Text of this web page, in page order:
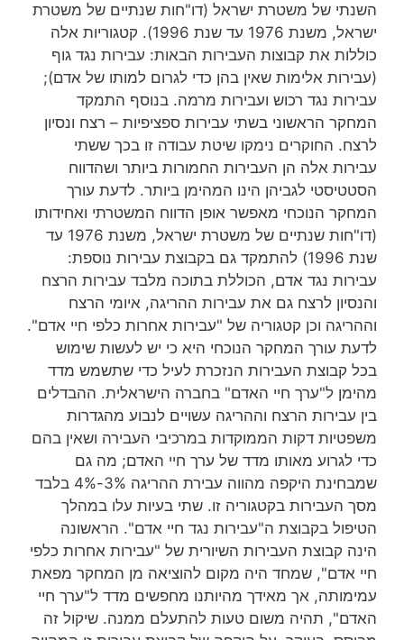
השנתי של משטרת ישראל (דו"חות שנתיים של משטרת
ישראל, משנת 1976 עד שנת 1996). קטגוריות אלה
כוללות את קבוצות העבירות הבאות: עבירות נגד גוף
(עבירות אלימות שאין בהן כדי לגרום למותו של אדם);
עבירות נגד רכוש ועבירות מרמה. בנוסף התמקד
המחקר הראשוני בשתי עבירות ספציפיות – רצח ונסיון
לרצח. החוקרים נימקו שיטת עבודה זו בכך ששתי
עבירות אלה הן העבירות החמורות ביותר ושהדווח
הסטטיסטי לגביהן הינו המהימן ביותר. לדעת עורך
המחקר הנוכחי מאפשר אופן הדווח המשטרתי ואחידותו
(דו"חות שנתיים של משטרת ישראל, משנת 1976 עד
שנת 1996) להתמקד גם בקבוצת עבירות נוספת:
עבירות נגד אדם, הכוללת בתוכה מלבד עבירות הרצח
והנסיון לרצח גם את עבירות ההריגה, איומי הרצח
וההריגה וכן קטגוריה של "עבירות אחרות כלפי חיי אדם".
לדעת עורך המחקר הנוכחי היא כי יש לעשות שימוש
בכל קבוצת העבירות הנזכרת לעיל כדי שתשמש מדד
מהימן ל"ערך חיי האדם" בחברה הישראלית. ההבדלים
בין עבירות הרצח וההריגה עשויים לנבוע מהגדרות
משפטיות דקות הממוקדות במרכיבי העבירה ושאין בהם
כדי לגרוע מאותו מדד של ערך חיי האדם; מה גם
שמבחינת היקפה מהווה עבירת ההריגה 3%-4% בלבד
מסך העבירות בקטגוריה זו. שתי בעיות עלו במהלך
הטיפול בקבוצת ה"עבירות נגד חיי אדם". הראשונה
הינה קבוצת העבירות השיורית של "עבירות אחרות כלפי
חיי אדם", שמחד היה מקום להוציאה מן המחקר מפאת
עמימותה, אך מאידך מהיותנו מחפשים מדד ל"ערך חיי
האדם", תהיה משום טעות להתעלם ממנה. שיקול זה